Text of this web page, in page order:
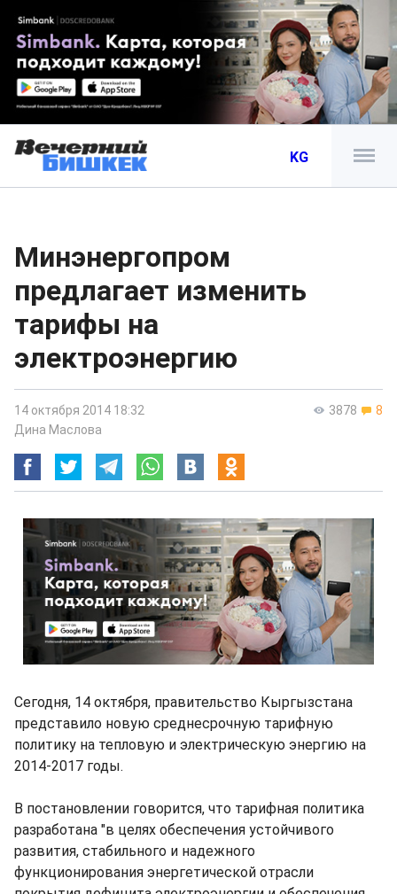
KG
Минэнергопром
предлагает изменить
тарифы на
электроэнергию
3878 8
14 октября 2014 18:32
Дина Маслова
Сегодня, 14 октября, правительство Кыргызстана
представило новую среднесрочную тарифную
политику на тепловую и электрическую энергию на
2014-2017 годы.
В постановлении говорится, что тарифная политика
разработана "в целях обеспечения устойчивого
развития, стабильного и надежного
функционирования энергетической отрасли